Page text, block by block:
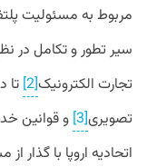
مربوط به مسئولیت
سیر تطور و تکامل در
تجارت الکترونیک[2]
تا
تصویری[3] و قوانین
اتحادیه اروپا با گذار